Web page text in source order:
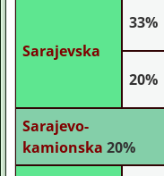
Sarajevska
33%
20%
Sarajevo-
kamionska 20%